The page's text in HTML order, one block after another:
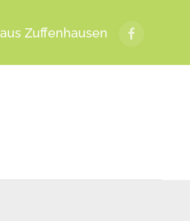
Zuffenhausen